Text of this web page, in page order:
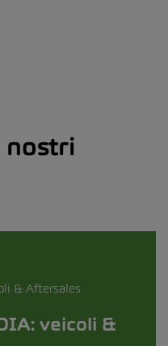
nostri
veicoli &